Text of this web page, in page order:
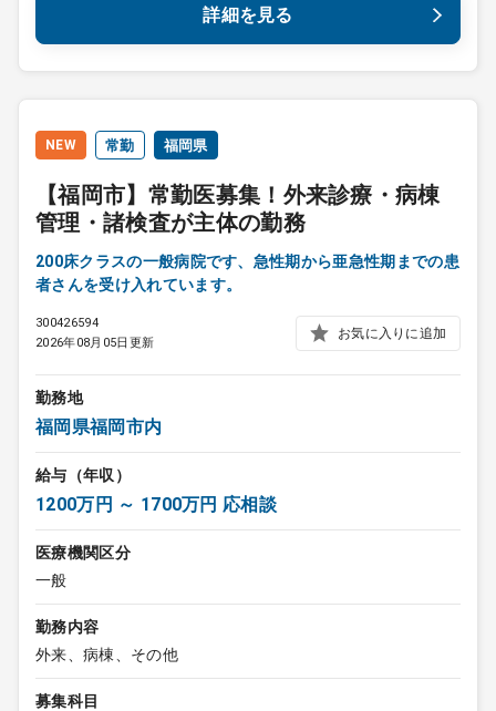
詳細を見る
NEW 常勤 福岡県
【福岡市】常勤医募集！外来診療・病棟
管理・諸検査が主体の勤務
200床クラスの一般病院です、急性期から亜急性期までの患
者さんを受け入れています。
300426594
2026年08月05日更新
お気に入りに追加
勤務地
福岡県福岡市内
給与（年収）
1200万円 ～ 1700万円 応相談
医療機関区分
一般
勤務内容
外来、病棟、その他
募集科目